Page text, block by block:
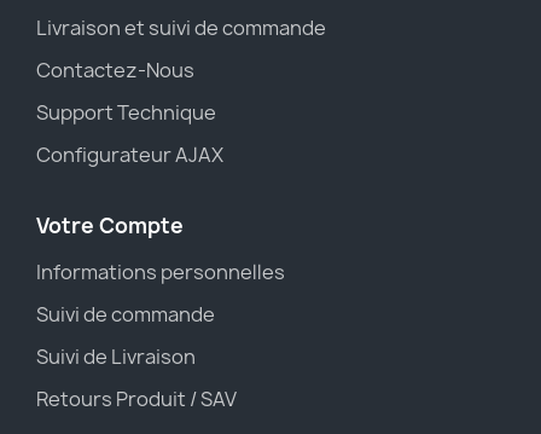
Livraison et suivi de commande
Contactez-Nous
Support Technique
Configurateur AJAX
Votre Compte
Informations personnelles
Suivi de commande
Suivi de Livraison
Retours Produit / SAV